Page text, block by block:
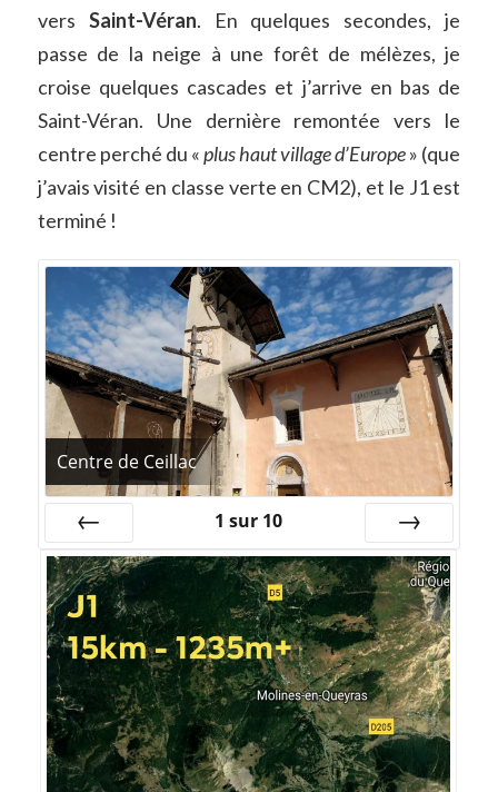
vers Saint-Véran. En quelques secondes, je
passe de la neige à une forêt de mélèzes, je
croise quelques cascades et j’arrive en bas de
Saint-Véran. Une dernière remontée vers le
centre perché du «plus haut village d’Europe» (que
j’avais visité en classe verte en CM2), et le J1 est
terminé !
Centre de Ceillac
Précédente
1 sur 10
Suivante